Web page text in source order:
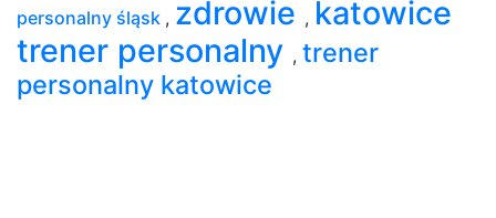
personalny śląsk , zdrowie , katowice
trener personalny , trener
personalny katowice